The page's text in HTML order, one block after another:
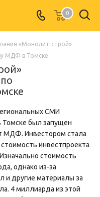
0
«Монолит-строй»
МДФ в Томске
СМИ
Томске был запущен
МДФ. Инвестором стала
инвестпроекта
стоимость
однако из-за
и другие материалы за
4 миллиарда из этой